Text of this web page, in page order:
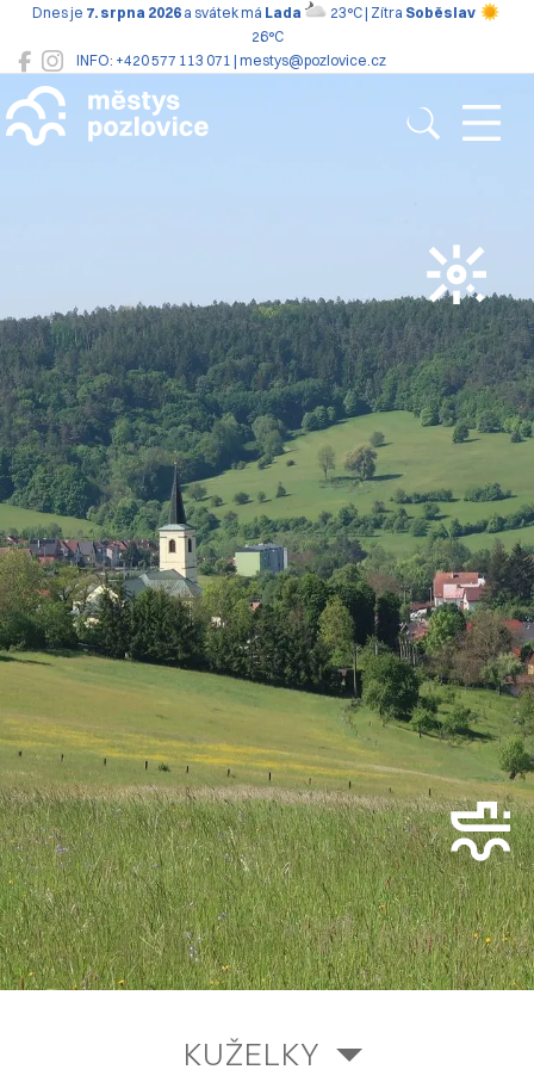
INFO: +420 577 113 071 | mestys@pozlovice.cz
Dnes je 7. srpna 2026 a svátek má Lada 23°C | Zítra Soběslav
26°C
Pozlovice
KUŽELKY